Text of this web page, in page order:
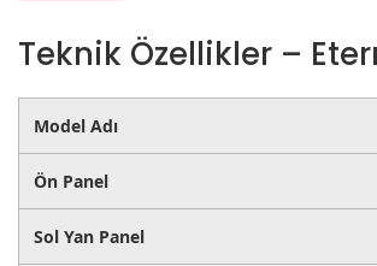
Teknik Özellikler –
Model Adı
Ön Panel
Sol Yan Panel